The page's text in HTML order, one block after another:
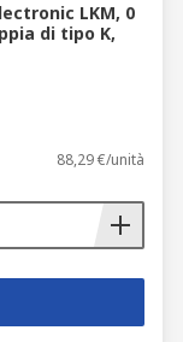
LKM, 0
di tipo K,
88,29 €/unità